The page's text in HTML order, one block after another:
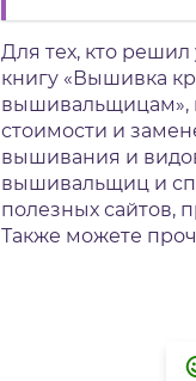
Для тех, кто
книгу «Вышивка
вышивальщицам»,
стоимости и
вышивания и
вышивальщиц и
полезных сайтов,
Также можете